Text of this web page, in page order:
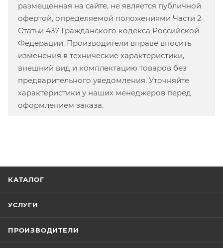
размещенная на сайте, не является публичной
офертой, определяемой положениями Части 2
Статьи 437 Гражданского кодекса Российской
Федерации. Производители вправе вносить
изменения в технические характеристики,
внешний вид и комплектацию товаров без
предварительного уведомления. Уточняйте
характеристики у наших менеджеров перед
оформлением заказа.
КАТАЛОГ
УСЛУГИ
ПРОИЗВОДИТЕЛИ